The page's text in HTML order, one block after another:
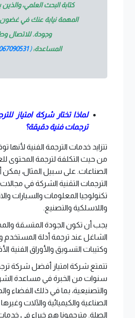
كتابة البحث العلمي، والذين
المهمة نيابة عنك في
وجودة. للاتصال
المساعدة: (
لماذا تختار شركة امتياز
ترجمات فنية دقيقة؟
تتزايد خدمات الترجمة الفنية لأنها
من حيث التكلفة لترجمة المحتوى
الصناعات. على سبيل المثال،
الترجمات التقنية الشركة في
تكنولوجيا المعلومات والسيارات
واللاسلكية والتصنيع.
يجب أن تكون الجودة المتسقة
الشاغل عند ترجمة أدلة المستخدم
وكتيبات التسويق والأوراق الفنية
سنوات من الخبرة في مساعدة
والتصنيعية، بما في ذلك الفضاء
الصناعية والكيميائية والآلات
الصلة. مترجمونا هم خبراء في خدمات